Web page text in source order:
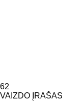
62
VAIZDO ĮRAŠAS